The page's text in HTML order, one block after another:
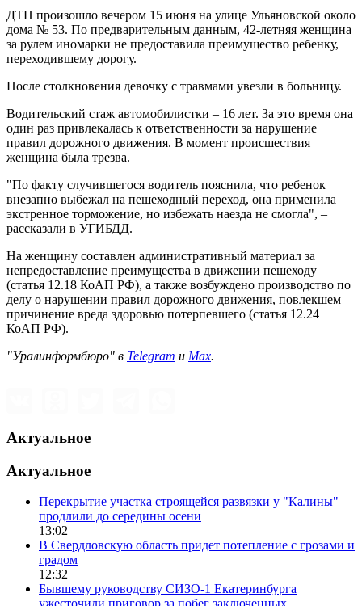
ДТП произошло вечером 15 июня на улице Ульяновской около
дома № 53. По предварительным данным, 42-летняя женщина
за рулем иномарки не предоставила преимущество ребенку,
переходившему дорогу.
После столкновения девочку с травмами увезли в больницу.
Водительский стаж автомобилистки – 16 лет. За это время она
один раз привлекалась к ответственности за нарушение
правил дорожного движения. В момент происшествия
женщина была трезва.
"По факту случившегося водитель пояснила, что ребенок
внезапно выбежал на пешеходный переход, она применила
экстренное торможение, но избежать наезда не смогла", –
рассказали в УГИБДД.
На женщину составлен административный материал за
непредоставление преимущества в движении пешеходу
(статья 12.18 КоАП РФ), а также возбуждено производство по
делу о нарушении правил дорожного движения, повлекшем
причинение вреда здоровью потерпевшего (статья 12.24
КоАП РФ).
"Уралинформбюро" в Telegram и Max.
Актуальное
Актуальное
Перекрытие участка строящейся развязки у "Калины"
продлили до середины осени
13:02
В Свердловскую область придет потепление с грозами и
градом
12:32
Бывшему руководству СИЗО-1 Екатеринбурга